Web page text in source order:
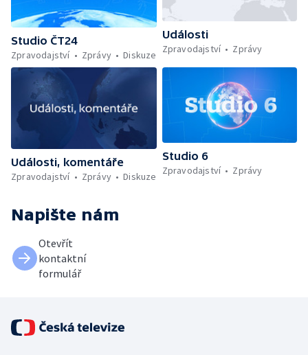
Studio ČT24
Zpravodajství
Zprávy Diskuze
Události
Zpravodajství
Zprávy
Události, komentáře
Zpravodajství
Zprávy Diskuze
Studio 6
Zpravodajství
Zprávy
Napište nám
Otevřít
kontaktní
formulář